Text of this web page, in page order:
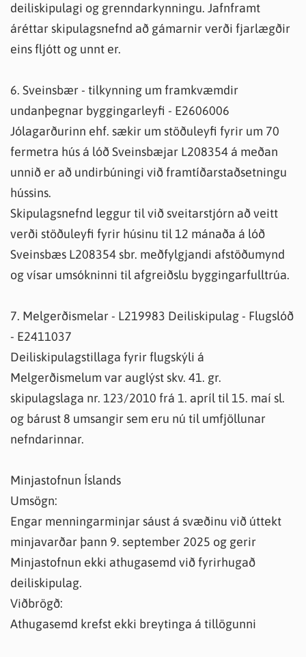
deiliskipulagi og grenndarkynningu. Jafnframt
áréttar skipulagsnefnd að gámarnir verði fjarlægðir
eins fljótt og unnt er.
6. Sveinsbær - tilkynning um framkvæmdir
undanþegnar byggingarleyfi - E2606006
Jólagarðurinn ehf. sækir um stöðuleyfi fyrir um 70
fermetra hús á lóð Sveinsbæjar L208354 á meðan
unnið er að undirbúningi við framtíðarstaðsetningu
hússins.
Skipulagsnefnd leggur til við sveitarstjórn að veitt
verði stöðuleyfi fyrir húsinu til 12 mánaða á lóð
Sveinsbæs L208354 sbr. meðfylgjandi afstöðumynd
og vísar umsókninni til afgreiðslu byggingarfulltrúa.
7. Melgerðismelar - L219983 Deiliskipulag - Flugslóð
- E2411037
Deiliskipulagstillaga fyrir flugskýli á
Melgerðismelum var auglýst skv. 41. gr.
skipulagslaga nr. 123/2010 frá 1. apríl til 15. maí sl.
og bárust 8 umsangir sem eru nú til umfjöllunar
nefndarinnar.
Minjastofnun Íslands
Umsögn:
Engar menningarminjar sáust á svæðinu við úttekt
minjavarðar þann 9. september 2025 og gerir
Minjastofnun ekki athugasemd við fyrirhugað
deiliskipulag.
Viðbrögð:
Athugasemd krefst ekki breytinga á tillögunni